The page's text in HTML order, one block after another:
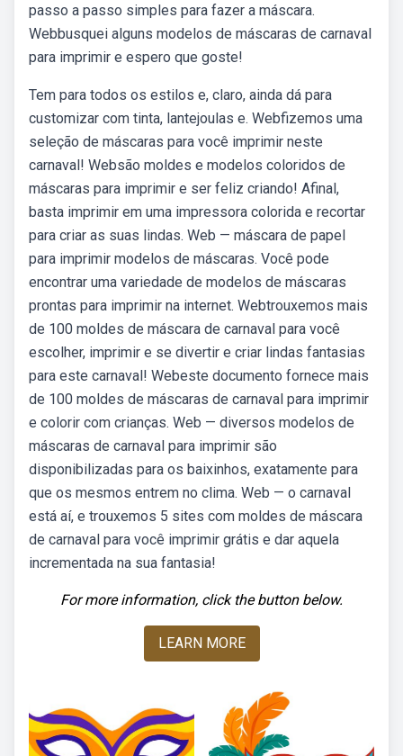
passo a passo simples para fazer a máscara.
Webbusquei alguns modelos de máscaras de carnaval
para imprimir e espero que goste!
Tem para todos os estilos e, claro, ainda dá para
customizar com tinta, lantejoulas e. Webfizemos uma
seleção de máscaras para você imprimir neste
carnaval! Websão moldes e modelos coloridos de
máscaras para imprimir e ser feliz criando! Afinal,
basta imprimir em uma impressora colorida e recortar
para criar as suas lindas. Web — máscara de papel
para imprimir modelos de máscaras. Você pode
encontrar uma variedade de modelos de máscaras
prontas para imprimir na internet. Webtrouxemos mais
de 100 moldes de máscara de carnaval para você
escolher, imprimir e se divertir e criar lindas fantasias
para este carnaval! Webeste documento fornece mais
de 100 moldes de máscaras de carnaval para imprimir
e colorir com crianças. Web — diversos modelos de
máscaras de carnaval para imprimir são
disponibilizadas para os baixinhos, exatamente para
que os mesmos entrem no clima. Web — o carnaval
está aí, e trouxemos 5 sites com moldes de máscara
de carnaval para você imprimir grátis e dar aquela
incrementada na sua fantasia!
For more information, click the button below.
LEARN MORE